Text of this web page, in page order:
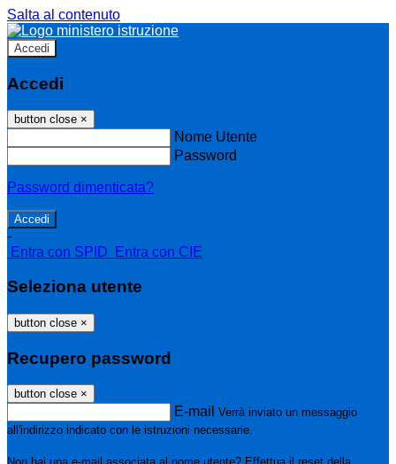
Salta al contenuto
Accedi
Accedi
button close ×
Nome Utente
Password
Password dimenticata?
-
Entra con SPID
Entra con CIE
Seleziona utente
button close ×
Recupero password
button close ×
E-mail Verrà inviato un messaggio
all'indirizzo indicato con le istruzioni necessarie.